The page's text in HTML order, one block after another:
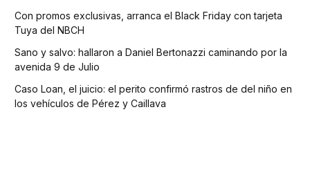
Con promos exclusivas, arranca el Black Friday con tarjeta
Tuya del NBCH
Sano y salvo: hallaron a Daniel Bertonazzi caminando por la
avenida 9 de Julio
Caso Loan, el juicio: el perito confirmó rastros de del niño en
los vehículos de Pérez y Caillava